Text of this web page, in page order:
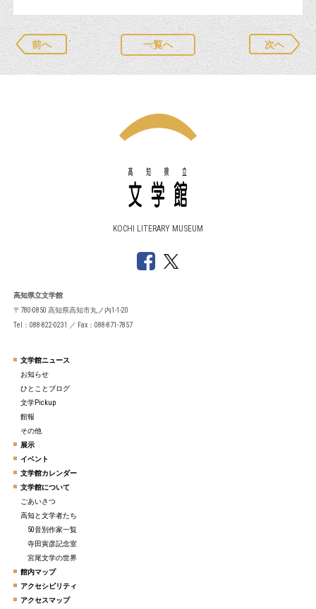
前へ 一覧へ 次へ
KOCHI LITERARY MUSEUM
高知県立文学館
〒780-0850 高知県高知市丸ノ内1-1-20
Tel：088-822-0231 ／ Fax：088-871-7857
文学館ニュース
お知らせ
ひとことブログ
文学Pickup
館報
その他
展示
イベント
文学館カレンダー
文学館について
ごあいさつ
高知と文学者たち
50音別作家一覧
寺田寅彦記念室
宮尾文学の世界
館内マップ
アクセシビリティ
アクセスマップ